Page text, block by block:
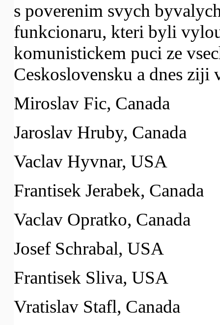
s poverenim svych
funkcionaru, kteri byli
komunistickem puci ze
Ceskoslovensku a dnes ziji
Miroslav Fic, Canada
Jaroslav Hruby, Canada
Vaclav Hyvnar, USA
Frantisek Jerabek, Canada
Vaclav Opratko, Canada
Josef Schrabal, USA
Frantisek Sliva, USA
Vratislav Stafl, Canada